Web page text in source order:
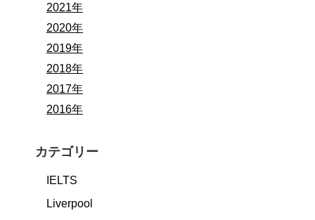
2021年
2020年
2019年
2018年
2017年
2016年
カテゴリー
IELTS
Liverpool